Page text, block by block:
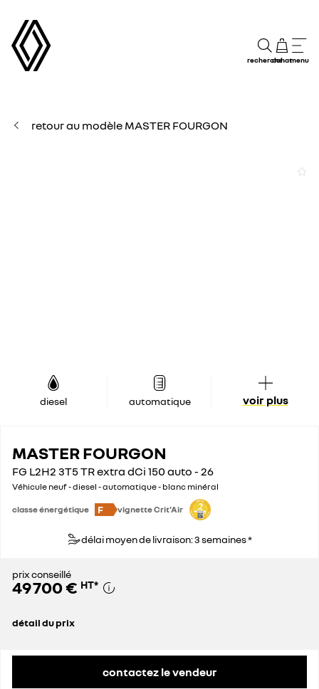
rechercheachatmenu
retour au modèle MASTER FOURGON
diesel automatique voir plus
MASTER FOURGON
FG L2H2 3T5 TR extra dCi 150 auto - 26
Véhicule neuf - diesel - automatique - blanc minéral
classe énergétique F vignette Crit'Air
délai moyen de livraison: 3 semaines *
prix conseillé
49 700 € HT*
détail du prix
contactez le vendeur